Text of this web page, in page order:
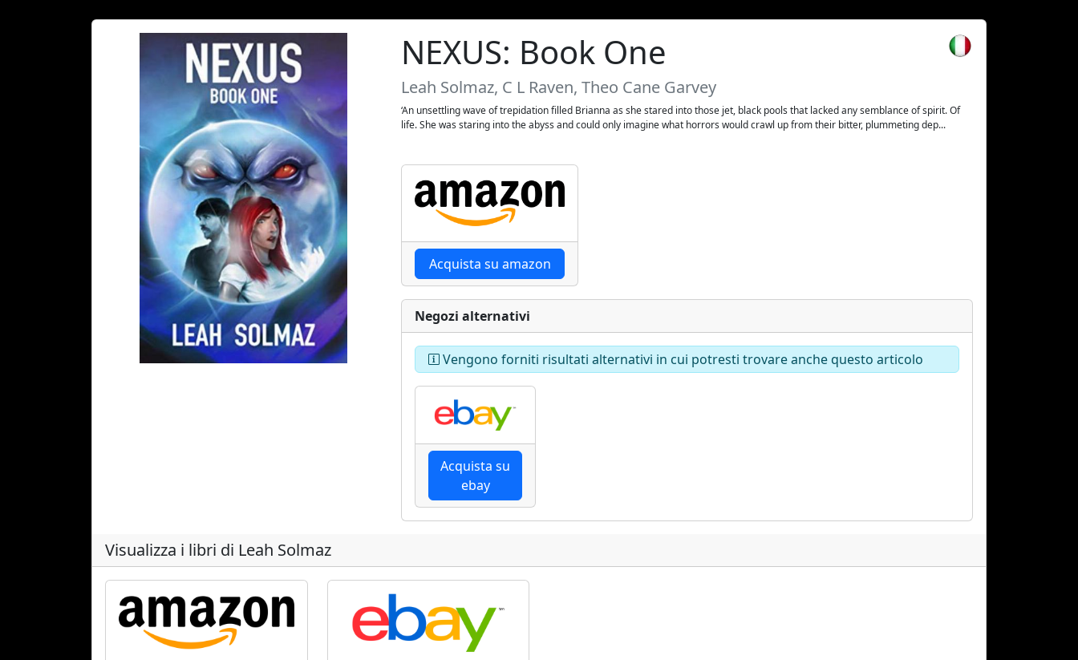
NEXUS: Book One
Leah Solmaz, C L Raven, Theo Cane Garvey
‘An unsettling wave of trepidation filled Brianna as she stared into those jet, black pools that lacked any semblance of spirit. Of
life. She was staring into the abyss and could only imagine what horrors would crawl up from their bitter, plummeting dep...
Acquista su amazon
Negozi alternativi
Vengono forniti risultati alternativi in cui potresti trovare anche questo articolo
Acquista su
ebay
Visualizza i libri di Leah Solmaz